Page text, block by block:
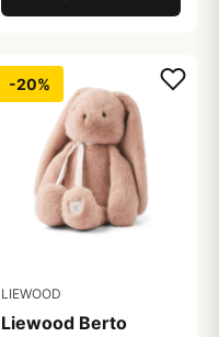
-20%
LIEWOOD
Liewood Berto